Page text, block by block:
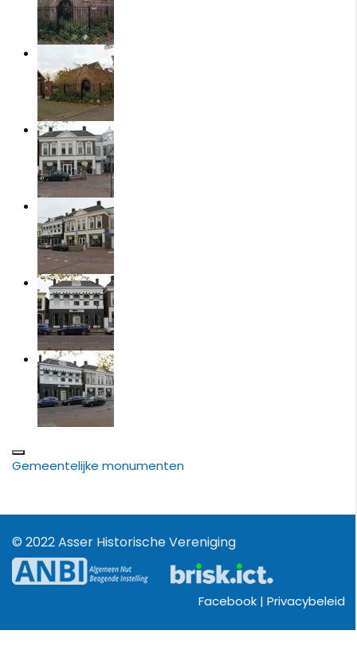
Gemeentelijke monumenten
© 2022 Asser Historische Vereniging
Facebook | Privacybeleid